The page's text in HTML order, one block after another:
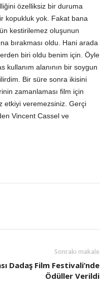
özelliksiz bir duruma
kopukluk yok. Fakat bana
kestirilemez oluşunun
bırakması oldu. Hani arada
biri oldu benim için. Öyle
kullanım alanının bir soygun
Bir süre sonra ikisini
zamanlaması film için
etkiyi veremezsiniz. Gerçi
Vincent Cassel ve
Sonraki makale
Dadaş Film Festivali’nde
Ödüller Verildi